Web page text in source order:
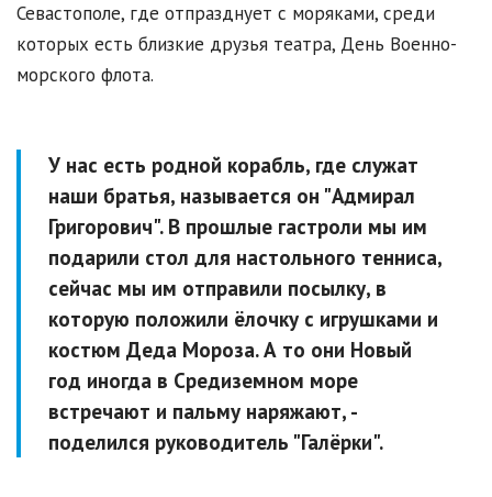
Севастополе, где отпразднует с моряками, среди
которых есть близкие друзья театра, День Военно-
морского флота.
У нас есть родной корабль, где служат
наши братья, называется он "Адмирал
Григорович". В прошлые гастроли мы им
подарили стол для настольного тенниса,
сейчас мы им отправили посылку, в
которую положили ёлочку с игрушками и
костюм Деда Мороза. А то они Новый
год иногда в Средиземном море
встречают и пальму наряжают, -
поделился руководитель "Галёрки".